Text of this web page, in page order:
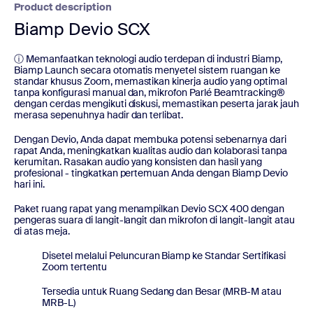
Product description
Biamp Devio SCX
ⓘ Memanfaatkan teknologi audio terdepan di industri Biamp,
Biamp Launch secara otomatis menyetel sistem ruangan ke
standar khusus Zoom, memastikan kinerja audio yang optimal
tanpa konfigurasi manual dan, mikrofon Parlé Beamtracking®
dengan cerdas mengikuti diskusi, memastikan peserta jarak jauh
merasa sepenuhnya hadir dan terlibat.
Dengan Devio, Anda dapat membuka potensi sebenarnya dari
rapat Anda, meningkatkan kualitas audio dan kolaborasi tanpa
kerumitan. Rasakan audio yang konsisten dan hasil yang
profesional - tingkatkan pertemuan Anda dengan Biamp Devio
hari ini.
Paket ruang rapat yang menampilkan Devio SCX 400 dengan
pengeras suara di langit-langit dan mikrofon di langit-langit atau
di atas meja.
Disetel melalui Peluncuran Biamp ke Standar Sertifikasi
Zoom tertentu
Tersedia untuk Ruang Sedang dan Besar (MRB-M atau
MRB-L)